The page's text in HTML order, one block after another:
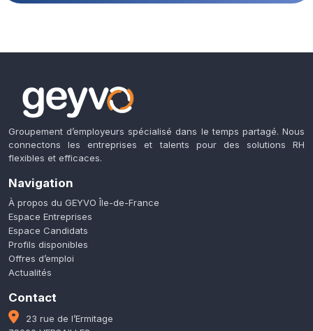
Groupement d’employeurs spécialisé dans le temps partagé. Nous
connectons les entreprises et talents pour des solutions RH
flexibles et efficaces.
Navigation
À propos du GEYVO Île-de-France
Espace Entreprises
Espace Candidats
Profils disponibles
Offres d’emploi
Actualités
Contact
23 rue de l’Ermitage